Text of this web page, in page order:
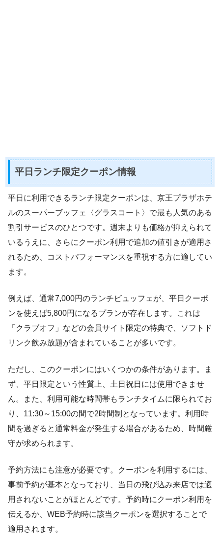
平日ランチ限定クーポン情報
平日に利用できるランチ限定クーポンは、京王プラザホテ
ルのスーパーブッフェ〈グラスコート〉で最も人気のある
割引サービスのひとつです。週末よりも価格が抑えられて
いるうえに、さらにクーポン利用で追加の値引きが適用さ
れるため、コストパフォーマンスを重視する方に適してい
ます。
例えば、通常7,000円のランチビュッフェが、平日クーポ
ンを使えば5,800円になるプランが存在します。これは
「クラブオフ」などの会員サイト限定の特典で、ソフトド
リンク飲み放題が含まれていることが多いです。
ただし、このクーポンにはいくつかの条件があります。ま
ず、平日限定という性質上、土日祝日には使用できませ
ん。また、利用可能な時間帯もランチタイムに限られてお
り、11:30～15:00の間で2時間制となっています。利用時
間を過ぎると通常料金が発生する場合があるため、時間厳
守が求められます。
予約方法にも注意が必要です。クーポンを利用するには、
事前予約が基本となっており、当日の飛び込み来店では適
用されないことがほとんどです。予約時にクーポン利用を
伝えるか、WEB予約時に該当クーポンを選択することで
適用されます。